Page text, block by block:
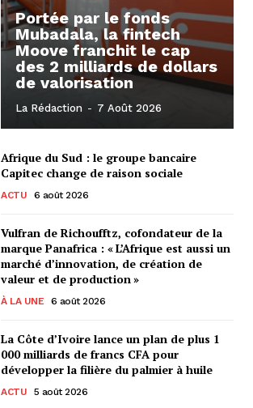
Portée par le fonds
Mubadala, la fintech
Moove franchit le cap
des 2 milliards de dollars
de valorisation
La Rédaction - 7 Août 2026
Afrique du Sud : le groupe bancaire
Capitec change de raison sociale
ACTU 6 août 2026
Vulfran de Richoufftz, cofondateur de la
marque Panafrica : « L’Afrique est aussi un
marché d’innovation, de création de
valeur et de production »
À LA UNE 6 août 2026
La Côte d’Ivoire lance un plan de plus 1
000 milliards de francs CFA pour
développer la filière du palmier à huile
ACTU 5 août 2026